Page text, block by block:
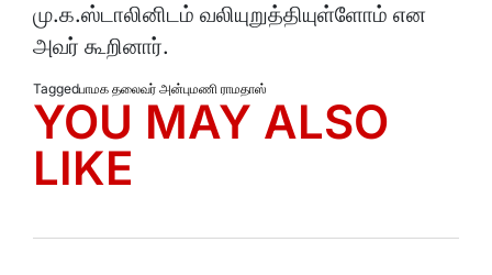
மு.க.ஸ்டாலினிடம் வலியுறுத்தியுள்ளோம் என
அவர் கூறினார்.
Taggedபாமக தலைவர் அன்புமணி ராமதாஸ்
YOU MAY ALSO
LIKE